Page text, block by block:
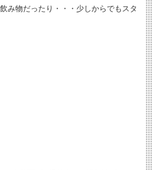
み物だったり・・・少しからでもスタ